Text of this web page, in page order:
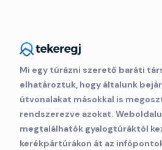
Mi egy túrázni szerető baráti
elhatároztuk, hogy általunk
útvonalakat másokkal is
rendszerezve azokat.
megtalálhatók gyalogtúráktól
kerékpártúrákon át az